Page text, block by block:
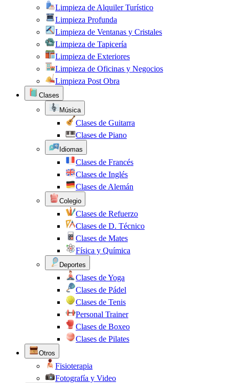
Limpieza de Alquiler Turístico
Limpieza Profunda
Limpieza de Ventanas y Cristales
Limpieza de Tapicería
Limpieza de Exteriores
Limpieza de Oficinas y Negocios
Limpieza Post Obra
Clases
Música
Clases de Guitarra
Clases de Piano
Idiomas
Clases de Francés
Clases de Inglés
Clases de Alemán
Colegio
Clases de Refuerzo
Clases de D. Técnico
Clases de Mates
Física y Química
Deportes
Clases de Yoga
Clases de Pádel
Clases de Tenis
Personal Trainer
Clases de Boxeo
Clases de Pilates
Otros
Fisioterapia
Fotografía y Video